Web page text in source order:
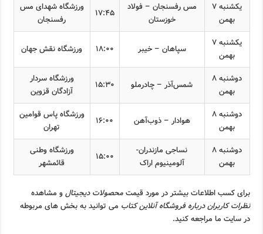
یکشنبه ۷
بهمن
مس رفسنجان – فولاد
خوزستان
۱۷:۴۵
ورزشگاه شهدای مس
رفسنجان
یکشنبه ۷
بهمن
سپاهان – خیبر ۱۸:۰۰ ورزشگاه نقش جهان
دوشنبه ۸
بهمن
شمس‌آذر – چادرملو ۱۵:۳۰
ورزشگاه سردار
آزادگان قزوین
دوشنبه ۸
بهمن
هوادار – ذوب‌آهن ۱۶:۰۰
ورزشگاه پاس قوامین
تهران
دوشنبه ۸
بهمن
نساجی مازندران-
آلومینیوم اراک
۱۵:۰۰
ورزشگاه وطنی
قائمشهر
برای کسب اطلاعات بیشتر در مورد قیمتمحصولات دیجیتالو مشاهده
نظرات کاربران درباره فروشگاه آنلاین کتاب می توانید به بخش های مربوطه
در سایت ما مراجعه کنید.